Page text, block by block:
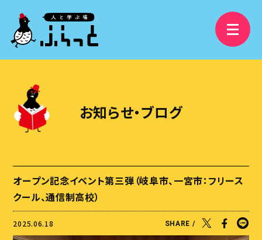
精華学園高等学校 岐阜校
フリースクールふらっと
ふらっと横丁
視察受け入れ・研修、講演依頼
大人の語りBAR
ふらっとファンクラブ
お知らせ・ブログ
オープン記念イベント第三弾（岐阜市、一宮市：フリース
クール、通信制高校）
2025.06.18 SHARE /